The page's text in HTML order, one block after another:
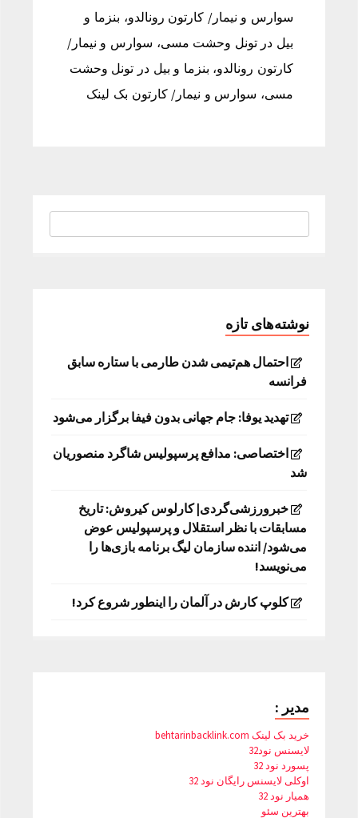
سوارس و نیمار/ کارتون رونالدو، بنزما و
بیل در تونل وحشت مسی، سوارس و نیمار/
کارتون رونالدو، بنزما و بیل در تونل وحشت
مسی، سوارس و نیمار/ کارتون بک لینک
نوشته‌های تازه
احتمال هم‌تیمی شدن طارمی با ستاره سابق
فرانسه
تهدید یوفا: جام جهانی بدون فیفا برگزار می‌شود
اختصاصی: مدافع پرسپولیس شاگرد منصوریان
شد
خبرورزشی‌گردی| کارلوس کیروش: تاریخ
مسابقات با نظر استقلال و پرسپولیس عوض
می‌شود/ اننده سازمان لیگ برنامه بازی‌ها را
می‌نویسد!
کلوپ کارش در آلمان را اینطور شروع کرد!
مدیر :
خرید بک لینک behtarinbacklink.com
لایسنس نود32
پسورد نود 32
اوکلی لایسنس رایگان نود 32
همیار نود 32
بهترین سئو